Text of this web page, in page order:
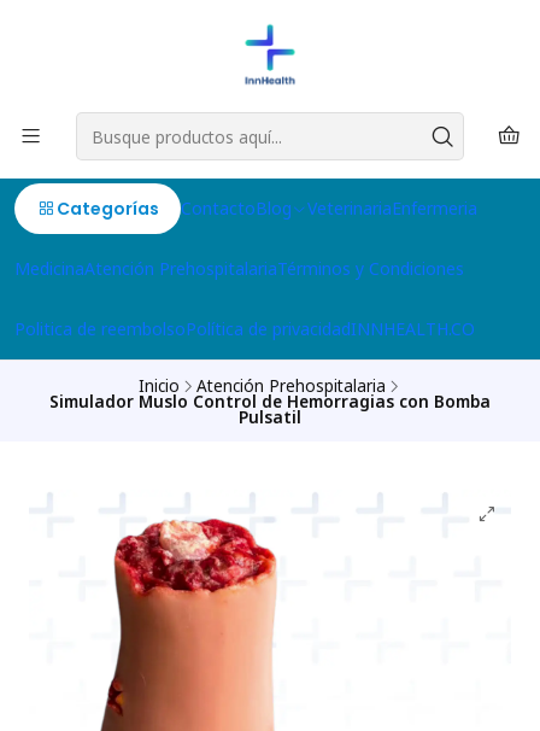
Categorías ContactoBlog VeterinariaEnfermeria
MedicinaAtención PrehospitalariaTérminos y Condiciones
Politica de reembolsoPolítica de privacidadINNHEALTH.CO
Inicio Atención Prehospitalaria
Simulador Muslo Control de Hemorragias con Bomba
Pulsatil